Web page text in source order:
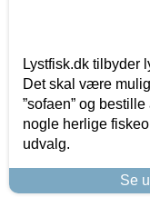
Lystfisk.dk tilbyder
Det skal være
”sofaen” og
nogle herlige
udvalg.
Se